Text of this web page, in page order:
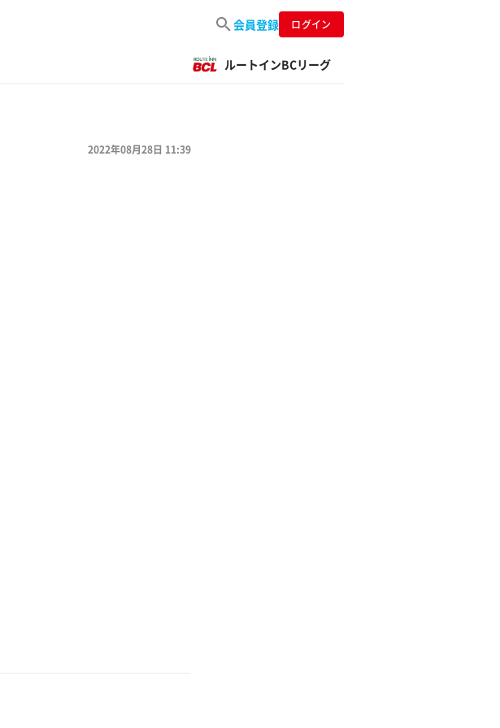
会員登録 ログイン
ルートインBCリーグ
2022年08月28日 11:39